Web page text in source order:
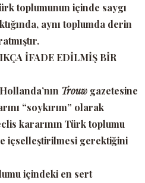
toplumunun içinde saygı
aynı toplumda derin
İFADE EDİLMİŞ BİR
Trouw gazetesine
“soykırım” olarak
kararının Türk toplumu
içselleştirilmesi gerektiğini
içindeki en sert